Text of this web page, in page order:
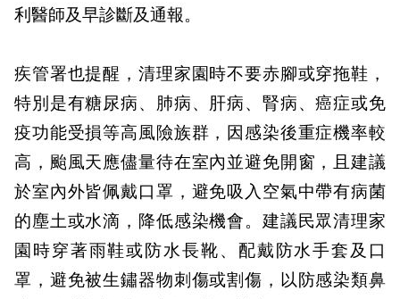
利醫師及早診斷及通報。
疾管署也提醒，清理家園時不要赤腳或穿拖鞋，
特別是有糖尿病、肺病、肝病、腎病、癌症或免
疫功能受損等高風險族群，因感染後重症機率較
高，颱風天應儘量待在室內並避免開窗，且建議
於室內外皆佩戴口罩，避免吸入空氣中帶有病菌
的塵土或水滴，降低感染機會。建議民眾清理家
園時穿著雨鞋或防水長靴、配戴防水手套及口
罩，避免被生鏽器物刺傷或割傷，以防感染類鼻